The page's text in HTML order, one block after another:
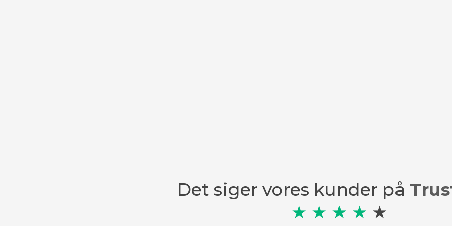
Det siger vores kunder på
★ ★ ★ ★ ★